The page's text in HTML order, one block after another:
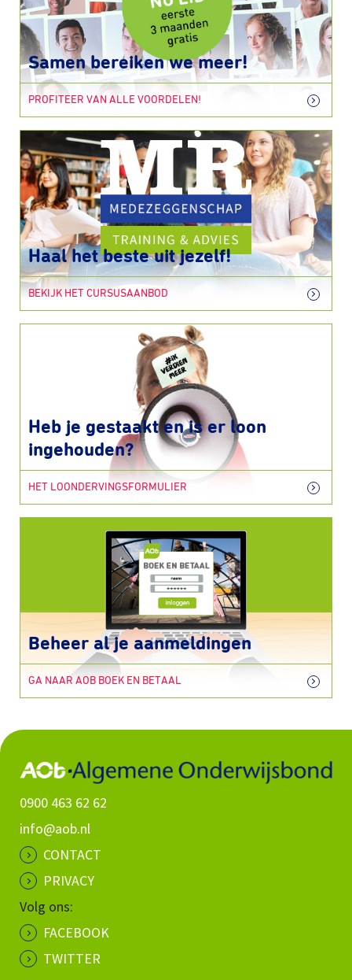
Samen bereiken we meer!
PROFITEER VAN ALLE VOORDELEN!
Haal het beste uit jezelf!
BEKIJK HET CURSUSAANBOD
Heb je gestaakt en is er loon
ingehouden?
HET LOONDERVINGSFORMULIER
Beheer al je aanmeldingen
GA NAAR AOB BOEK EN BETAAL
0900 463 62 62
info@aob.nl
CONTACT
PRIVACY
Volg ons:
FACEBOOK
TWITTER